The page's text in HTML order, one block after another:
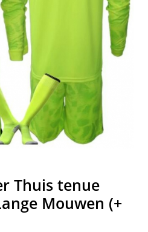
Thuis tenue
Mouwen (+